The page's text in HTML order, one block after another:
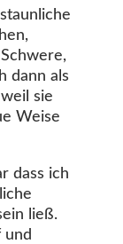
dann als
sie
Weise
dass ich
ließ.
und